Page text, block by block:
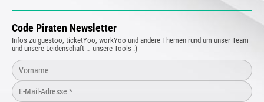
Code Piraten Newsletter
Infos zu guestoo, ticketYoo, workYoo und andere Themen rund um unser Team
und unsere Leidenschaft … unsere Tools :)